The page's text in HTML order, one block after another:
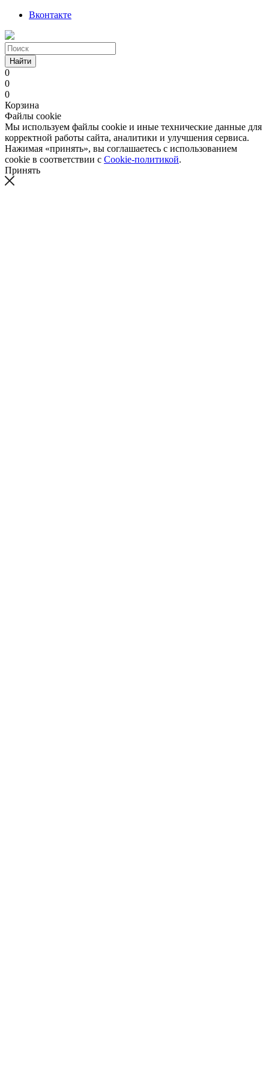
Вконтакте
Найти
0
0
0
Корзина
Файлы cookie
Мы используем файлы cookie и иные технические данные для
корректной работы сайта, аналитики и улучшения сервиса.
Нажимая «принять», вы соглашаетесь с использованием
cookie в соответствии с Cookie-политикой.
Принять